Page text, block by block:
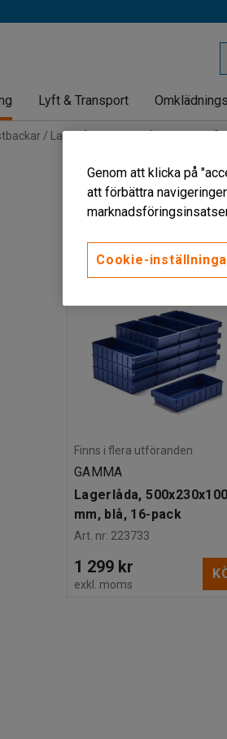
Lyft & Transport
Lagerlådor & Plocklådor
Lagerlådor
Höjd Bredd
Finns i flera utföranden
GAMMA
Lagerlåda, 500x230x100
mm, blå, 16-pack
Art. nr: 223733
1 299 kr
exkl. moms
Genom att klicka på
att förbättra
Cookie-